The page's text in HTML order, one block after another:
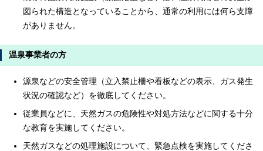
図られた構造となっていることから、通常の利用には何ら支障
がありません。
温泉事業者の方
源泉などの安全管理（立入禁止柵や看板などの表示、ガス発生
状況の確認など）を徹底してください。
従業員などに、天然ガスの危険性や対処方法などに関する十分
な教育を実施してください。
天然ガスなどの処理施設について、緊急点検を実施してくださ